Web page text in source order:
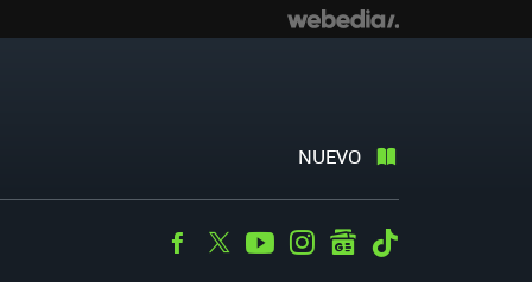
NUEVO
Facebook
TwitterYoutubeInstagramgooglenews